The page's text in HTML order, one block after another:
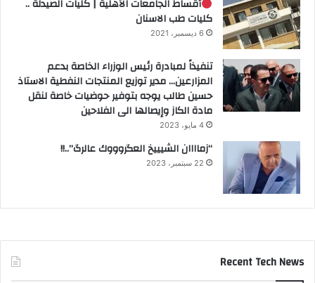
أقساط الجامعات الأهلية | كليات الصيدلة ..
كليات طب الاسنان
6 ديسمبر، 2021
تنفيذاً لمبادرة رئيس الوزراء الخاصة بدعم
المزارعين… مدير توزيع المنتجات النفطية الاستاذ
حسين طالب يوجه بتوفير حوضيات خاصة لنقل
مادة الكاز وإيصالها الى الفلاحين
4 مايو، 2023
“زماااان الشيييخ العگروووك عالرگ”..!!
22 سبتمبر، 2023
Recent Tech News